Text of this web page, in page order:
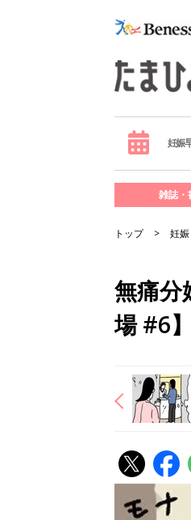
妊娠
雑誌・
トップ 妊
無痛分
場 #6】